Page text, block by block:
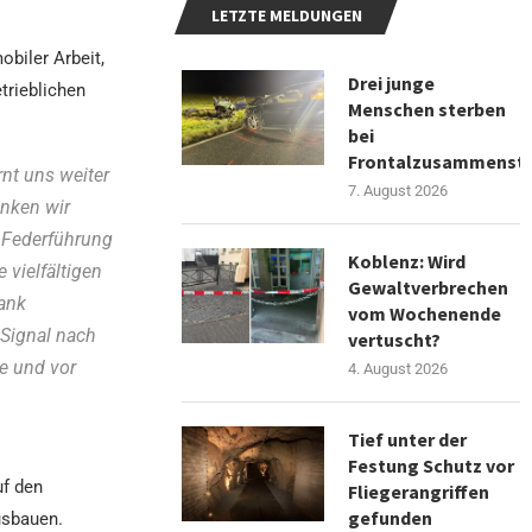
Arbeit,
uns weiter
wir
vielfältigen
nach
und vor
den
LETZTE MELDUNGEN
Drei junge
Menschen sterben
bei
7. August 2026
Koblenz: Wird
Gewaltverbrechen
vom Wochenende
vertuscht?
4. August 2026
Tief unter der
Festung Schutz vor
Fliegerangriffen
gefunden